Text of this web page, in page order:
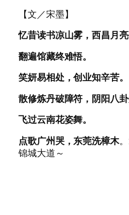
【文／宋墨】
忆昔读书凉山雾，西昌月亮
翻遍馆藏终难悟。
笑妍易相处，创业知辛苦。
散修炼丹破障符，阴阳八卦
飞过云南花姿舞。
点歌广州哭，东莞洗樟木
锦城大道～